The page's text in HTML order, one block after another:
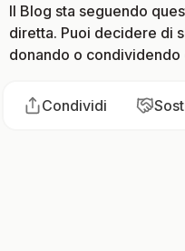
Il Blog sta seguendo
diretta. Puoi decidere di
donando o condividendo
Condividi